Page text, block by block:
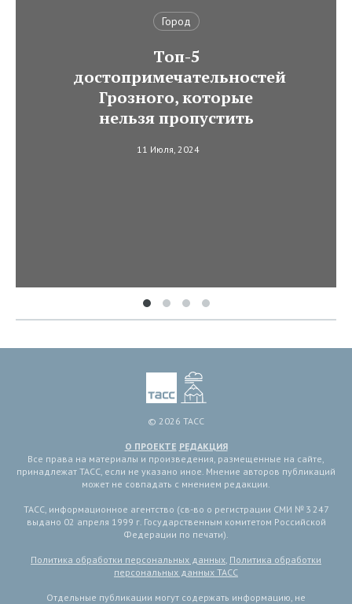
Город
Топ-5
достопримечательностей
Грозного, которые
нельзя пропустить
11 Июля, 2024
© 2026 ТАСС
О ПРОЕКТЕ РЕДАКЦИЯ
Все права на материалы и произведения, размещенные на сайте,
принадлежат ТАСС, если не указано иное. Мнение авторов публикаций
может не совпадать с мнением редакции.
ТАСС, информационное агентство (св-во о регистрации СМИ № 3 247
выдано 02 апреля 1999 г. Государственным комитетом Российской
Федерации по печати).
Политика обработки персональных данных, Политика обработки
персональных данных ТАСС
Отдельные публикации могут содержать информацию, не